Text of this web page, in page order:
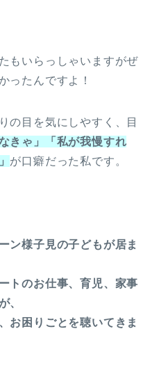
もいらっしゃいますがぜ
ったんですよ！
の目を気にしやすく、目
きゃ」
「私が我慢すれ
が口癖だった私です。
ン様子見の子どもが居ま
トのお仕事、育児、家事
、
お困りごとを聴いてきま